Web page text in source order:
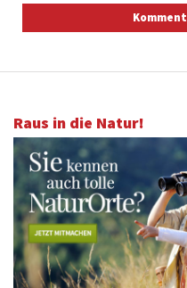
Raus in die Natur!